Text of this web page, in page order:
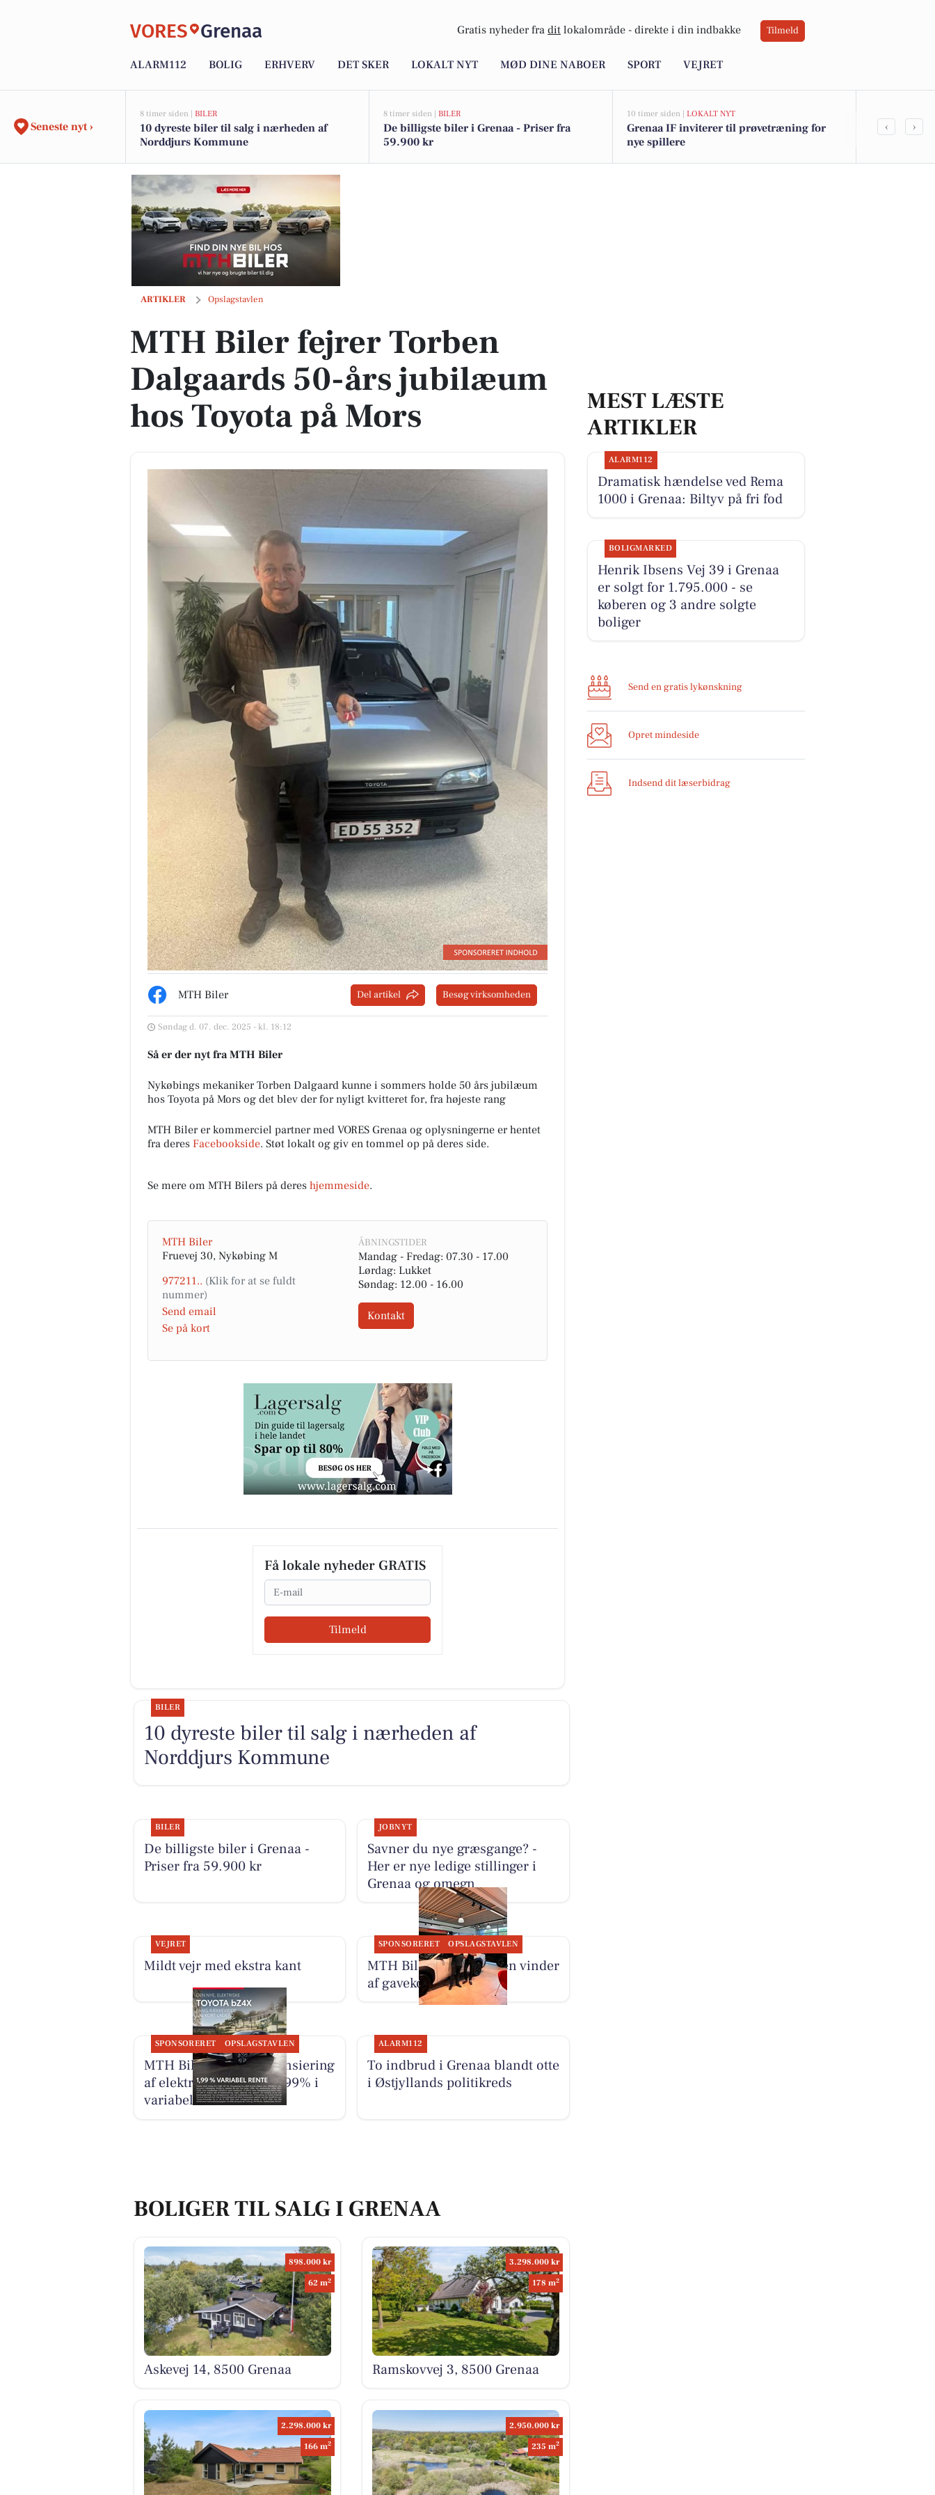
VORES Grenaa Gratis nyheder fra dit lokalområde - direkte i din indbakke Tilmeld
ALARM112 BOLIG ERHVERV DET SKER LOKALT NYT MØD DINE NABOER SPORT VEJRET
Seneste nyt ›
8 timer siden | BILER
10 dyreste biler til salg i nærheden af
Norddjurs Kommune
8 timer siden | BILER
De billigste biler i Grenaa - Priser fra
59.900 kr
10 timer siden | LOKALT NYT
Grenaa IF inviterer til prøvetræning for
nye spillere
Savner du
‹ ›
ARTIKLER Opslagstavlen
MTH Biler fejrer Torben Dalgaards 50-års jubilæum hos Toyota på Mors
MTH Biler fejrer Torben
Dalgaards 50-års jubilæum
hos Toyota på Mors
MTH Biler Del artikel Besøg virksomheden
Søndag d. 07. dec. 2025 - kl. 18:12
Så er der nyt fra MTH Biler
Nykøbings mekaniker Torben Dalgaard kunne i sommers holde 50 års jubilæum
hos Toyota på Mors og det blev der for nyligt kvitteret for, fra højeste rang
MTH Biler er kommerciel partner med VORES Grenaa og oplysningerne er hentet
fra deres Facebookside. Støt lokalt og giv en tommel op på deres side.
Se mere om MTH Bilers på deres hjemmeside.
MTH Biler
Fruevej 30, Nykøbing M
977211..
Send email
Se på kort
ÅBNINGSTIDER
Mandag - Fredag: 07.30 - 17.00
Lørdag: Lukket
Søndag: 12.00 - 16.00
Kontakt
Få lokale nyheder GRATIS
Email
Tilmeld
MEST LÆSTE
ARTIKLER
ALARM112
Dramatisk hændelse ved Rema
1000 i Grenaa: Biltyv på fri fod
BOLIGMARKED
Henrik Ibsens Vej 39 i Grenaa
er solgt for 1.795.000 - se
køberen og 3 andre solgte
boliger
Send en gratis lykønskning
Opret mindeside
Indsend dit læserbidrag
BILER
10 dyreste biler til salg i nærheden af
Norddjurs Kommune
BILER
De billigste biler i Grenaa -
Priser fra 59.900 kr
JOBNYT
Savner du nye græsgange? -
Her er nye ledige stillinger i
Grenaa og omegn
VEJRET
Mildt vejr med ekstra kant
SPONSORERET OPSLAGSTAVLEN
MTH Biler har fundet en vinder
af gavekort til Comwell
SPONSORERET OPSLAGSTAVLEN
MTH Biler tilbyder finansiering
af elektrisk Toyota til 1,99% i
variabel rente
ALARM112
To indbrud i Grenaa blandt otte
i Østjyllands politikreds
BOLIGER TIL SALG I GRENAA
898.000 kr
62 m2
Askevej 14, 8500 Grenaa
3.298.000 kr
178 m2
Ramskovvej 3, 8500 Grenaa
2.298.000 kr
166 m2
2.950.000 kr
235 m2